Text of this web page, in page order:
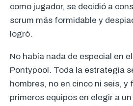
como jugador, se decidió a
scrum más formidable y
logró.
No había nada de especial en
Pontypool. Toda la estrategia
hombres, no en cinco ni seis, y
primeros equipos en elegir a